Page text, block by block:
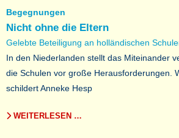
Begegnungen
Nicht ohne die Eltern
Gelebte Beteiligung an holländischen
In den Niederlanden stellt das Miteinander
die Schulen vor große Herausforderungen.
schildert Anneke Hesp
WEITERLESEN …